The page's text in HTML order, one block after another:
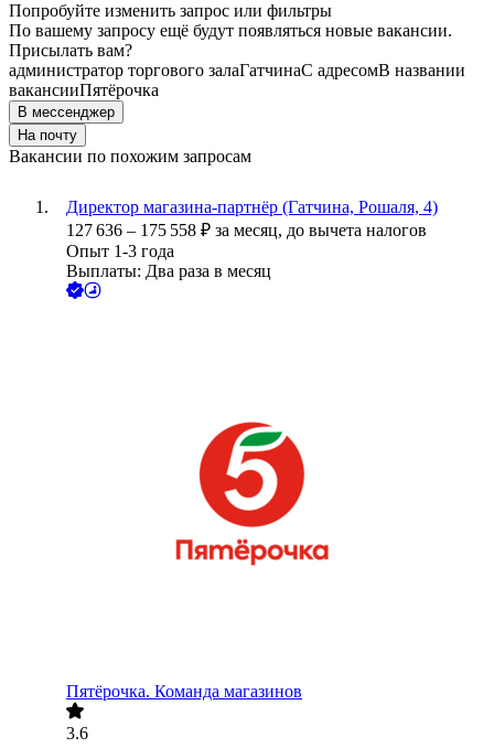
Попробуйте изменить запрос или фильтры
По вашему запросу ещё будут появляться новые вакансии.
Присылать вам?
администратор торгового залаГатчинаС адресомВ названии
вакансииПятёрочка
В мессенджер
На почту
Вакансии по похожим запросам
Директор магазина-партнёр (Гатчина, Рошаля, 4)
127 636 – 175 558 ₽ за месяц, до вычета налогов
Опыт 1-3 года
Выплаты: Два раза в месяц
Пятёрочка. Команда магазинов
3.6